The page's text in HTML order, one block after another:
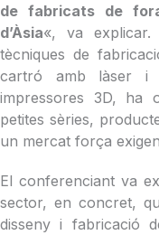
de fabricats de
d’Àsia«, va explicar.
tècniques de
cartró amb làser i
impressores 3D, ha
petites sèries,
un mercat força
El conferenciant va
sector, en concret,
disseny i fabricació